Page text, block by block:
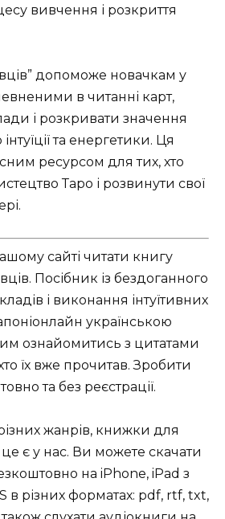
вивчення і розкриття
допоможе новачкам у
в читанні карт,
і розкривати значення
та енергетики. Ця
ресурсом для тих, хто
Таро і розвинути свої
сайті читати книгу
Посібник із бездоганного
і виконання інтуїтивних
українською
ознайомитись з цитатами
їх вже прочитав. Зробити
та без реєстрації.
різних жанрів, книжки для
є у нас. Ви можете скачати
на iPhone, iPad з
в різних форматах: pdf, rtf, txt,